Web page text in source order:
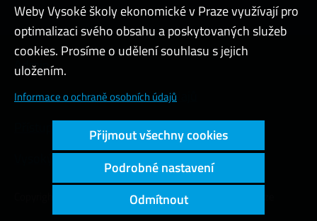
Admin
Cookies a ochrana osobních údajů
Přístupnost webu
Vysoký kontrast
Copyright © 2000 - 2026 Vysoká škola ekonomická v Praze
Weby Vysoké školy ekonomické v Praze využívají pro
optimalizaci svého obsahu a poskytovaných služeb
cookies. Prosíme o udělení souhlasu s jejich
uložením.
Informace o ochraně osobních údajů
Přijmout všechny cookies
Podrobné nastavení
Odmítnout